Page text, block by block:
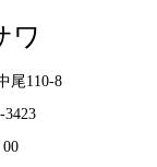
ワ
尾110-8
3423